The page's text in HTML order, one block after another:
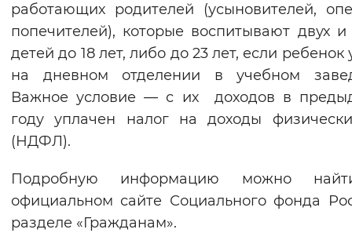
работающих родителей (усыновителей,
попечителей), которые воспитывают двух и
детей до 18 лет, либо до 23 лет, если ребенок
на дневном отделении в учебном
Важное условие — с их доходов в
году уплачен налог на доходы
(НДФЛ).
Подробную информацию можно
официальном сайте Социального фонда
разделе «Гражданам».